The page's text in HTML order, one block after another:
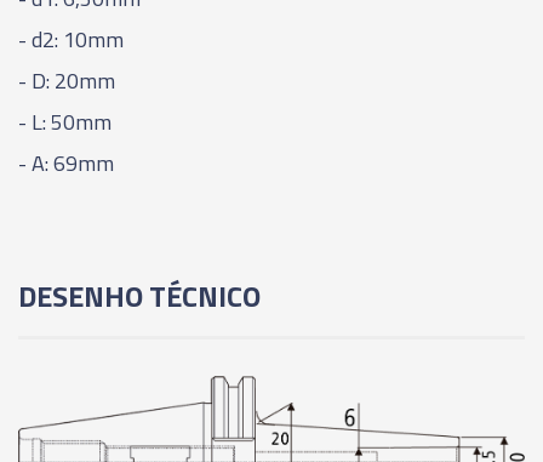
04097 - PORTA FRESA ROSCADO (PORTA
CÁPSULA) - SK40 - MCA12 - 281MM
02277 - PORTA FRESA ROSCADO (PORTA
CÁPSULA) - SK40 - MCA16 - 50MM
04098 - PORTA FRESA ROSCADO (PORTA
CÁPSULA) - SK40 - MCA16 - 181MM
- d2: 10mm
- D: 20mm
- L: 50mm
- A: 69mm
DESENHO TÉCNICO